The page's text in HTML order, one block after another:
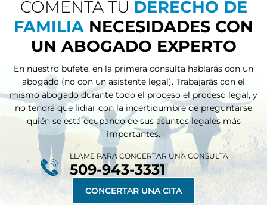
COMENTA TU DERECHO DE
FAMILIA NECESIDADES CON
UN ABOGADO EXPERTO
En nuestro bufete, en la primera consulta hablarás con un
abogado (no con un asistente legal). Trabajarás con el
mismo abogado durante todo el proceso el proceso legal, y
no tendrá que lidiar con la incertidumbre de preguntarse
quién se está ocupando de sus asuntos legales más
importantes.
CONCERTAR UNA CITA
LLAME PARA CONCERTAR UNA CONSULTA
509-943-3331